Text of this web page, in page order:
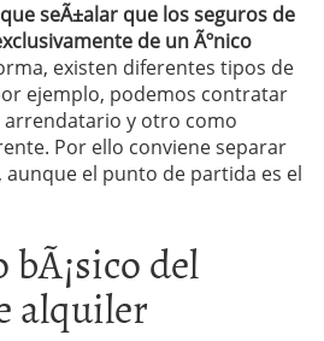
seÃ±alar que los seguros de
de un Ãºnico
existen diferentes tipos de
ejemplo, podemos contratar
y otro como
Por ello conviene separar
el punto de partida es el
del
alquiler